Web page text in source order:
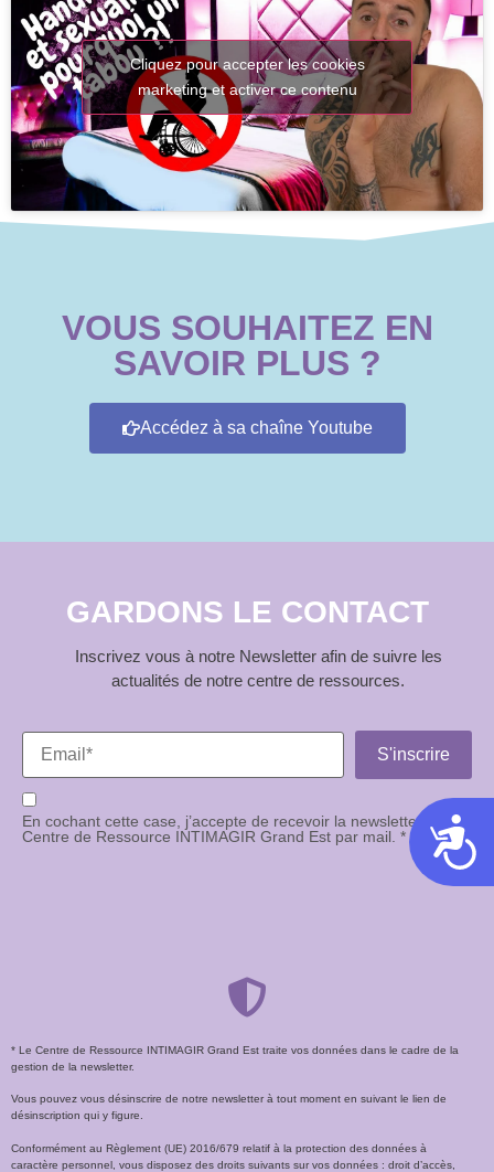
Cliquez pour accepter les cookies
marketing et activer ce contenu
VOUS SOUHAITEZ EN
SAVOIR PLUS ?
Accédez à sa chaîne Youtube
GARDONS LE CONTACT
Inscrivez vous à notre Newsletter afin de suivre les
actualités de notre centre de ressources.
En cochant cette case, j’accepte de recevoir la newsletter du
Centre de Ressource INTIMAGIR Grand Est par mail. *
* Le Centre de Ressource INTIMAGIR Grand Est traite vos données dans le cadre de la
gestion de la newsletter.
Vous pouvez vous désinscrire de notre newsletter à tout moment en suivant le lien de
désinscription qui y figure.
Conformément au Règlement (UE) 2016/679 relatif à la protection des données à
caractère personnel, vous disposez des droits suivants sur vos données : droit d’accès,